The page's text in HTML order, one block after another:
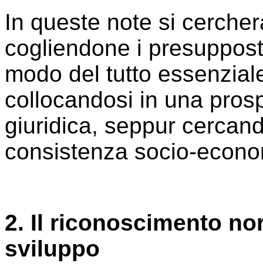
In queste note si
cogliendone i
modo del tutto
collocandosi in una
giuridica, seppur
consistenza socio-
2. Il riconoscimento
sviluppo